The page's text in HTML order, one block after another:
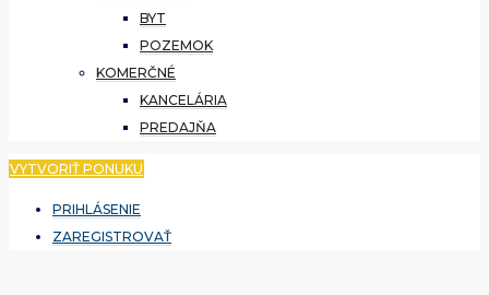
BYT
POZEMOK
KOMERČNÉ
KANCELÁRIA
PREDAJŇA
VYTVORIŤ PONUKU
PRIHLÁSENIE
ZAREGISTROVAŤ